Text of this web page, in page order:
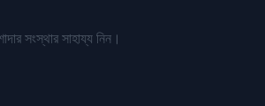
সংস্থার সাহায্য নিন।